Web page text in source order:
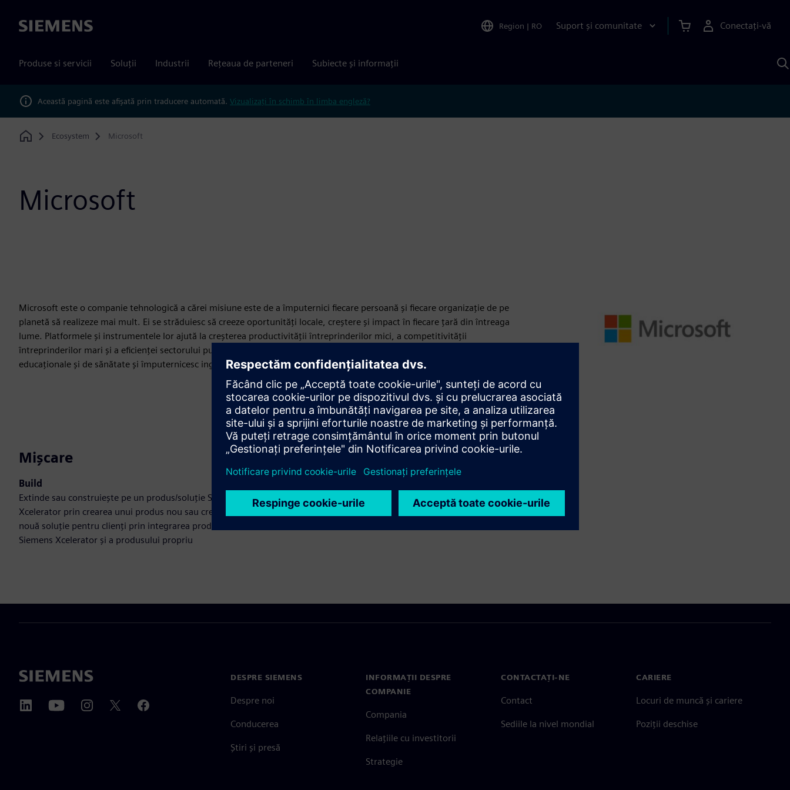
Siemens Region | RO Suport și comunitate Conectați-vă
Produse si servicii Soluții Industrii Rețeaua de parteneri Subiecte și informații
Această pagină este afișată prin traducere automată. Vizualizați în schimb în limba engleză?
Home
Ecosystem Microsoft
Microsoft
Microsoft este o companie tehnologică a cărei misiune este de a împuternici fiecare persoană și fiecare organizație de pe
planetă să realizeze mai mult. Ei se străduiesc să creeze oportunități locale, creștere și impact în fiecare țară din întreaga
lume. Platformele și instrumentele lor ajută la creșterea productivității întreprinderilor mici, a competitivității
întreprinderilor mari și a eficienței sectorului public. De asemenea, sprijină noile startup-uri, îmbunătățesc rezultatele
educaționale și de sănătate și împuternicesc ingeniozitatea umană.
Mișcare
Build
Extinde sau construiește pe un produs/soluție Siemens
Xcelerator prin crearea unui produs nou sau creează o
nouă soluție pentru clienți prin integrarea produsului
Siemens Xcelerator și a produsului propriu
DESPRE SIEMENS
Despre noi
Conducerea
Știri și presă
INFORMAȚII DESPRE
COMPANIE
Compania
Relațiile cu investitorii
Strategie
CONTACTAȚI-NE
Contact
Sediile la nivel mondial
CARIERE
Locuri de muncă și cariere
Poziții deschise